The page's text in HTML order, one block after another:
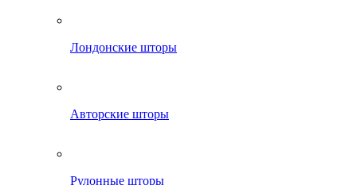
Лондонские шторы
Авторские шторы
Рулонные шторы